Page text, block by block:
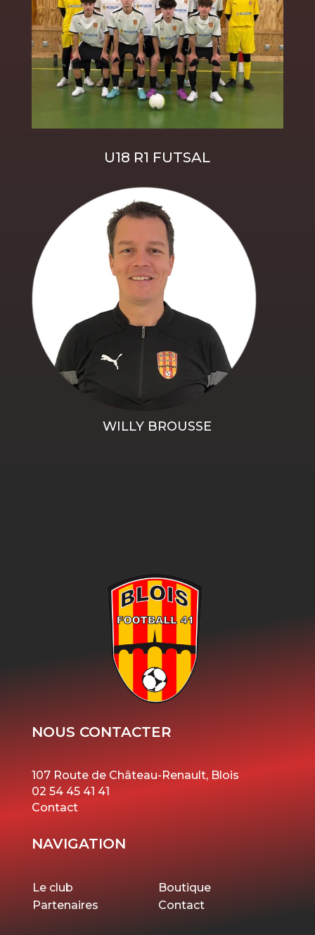
U18 R1 FUTSAL
WILLY BROUSSE
NOUS CONTACTER
107 Route de Château-Renault, Blois
02 54 45 41 41
Contact
NAVIGATION
Le club
Boutique
Partenaires
Contact